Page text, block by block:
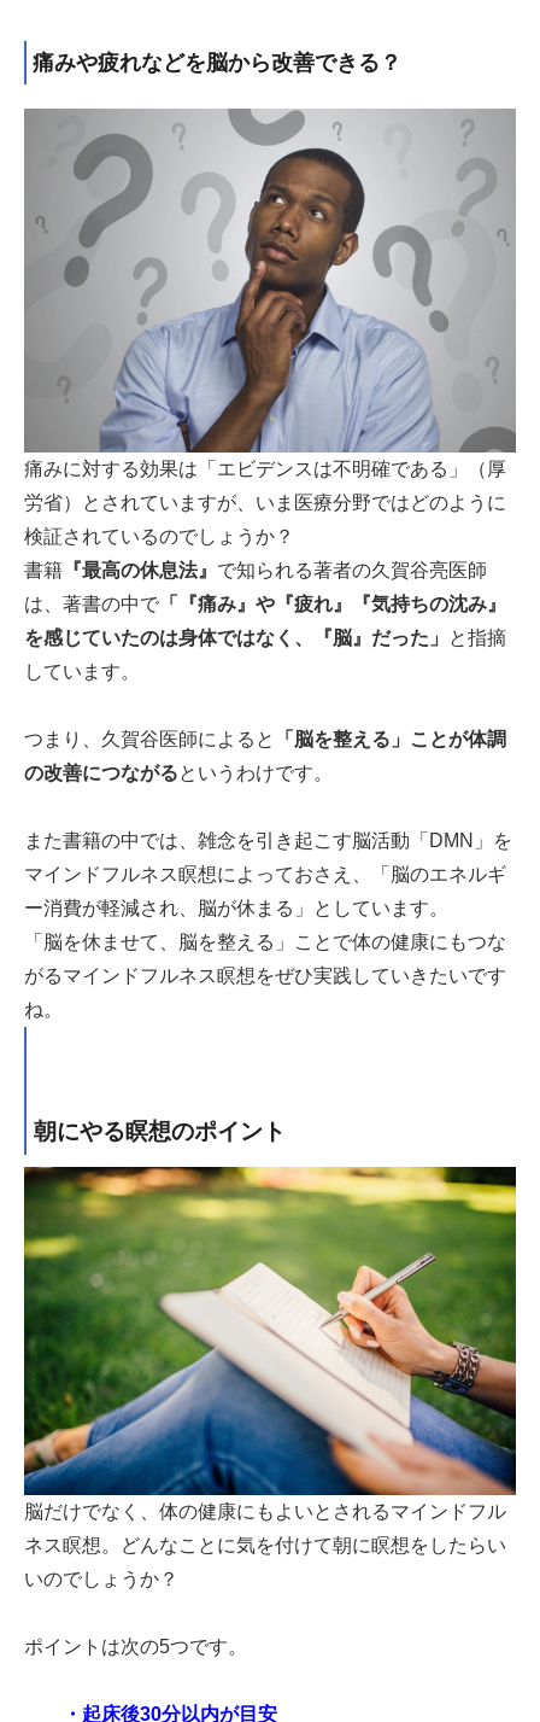
痛みや疲れなどを脳から改善できる？
痛みに対する効果は「エビデンスは不明確である」（厚
労省）とされていますが、いま医療分野ではどのように
検証されているのでしょうか？
書籍 『最高の休息法』 で知られる著者の久賀谷亮医師
は、著書の中で 「『痛み』や『疲れ』『気持ちの沈み』
を感じていたのは身体ではなく、『脳』だった」
と指摘
しています。
つまり、久賀谷医師によると
「脳を整える」ことが体調
の改善につながるというわけです。
また書籍の中では、雑念を引き起こす脳活動「DMN」を
マインドフルネス瞑想によっておさえ、「脳のエネルギ
ー消費が軽減され、脳が休まる」としています。
「脳を休ませて、脳を整える」ことで体の健康にもつな
がるマインドフルネス瞑想をぜひ実践していきたいです
ね。
朝にやる瞑想のポイント
脳だけでなく、体の健康にもよいとされるマインドフル
ネス瞑想。どんなことに気を付けて朝に瞑想をしたらい
いのでしょうか？
ポイントは次の5つです。
・起床後30分以内が目安